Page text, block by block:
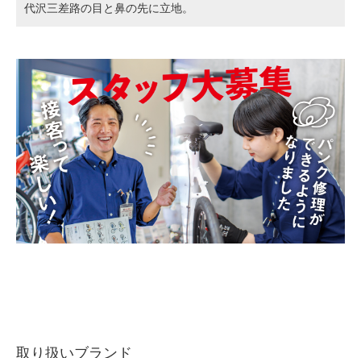
代沢三差路の目と鼻の先に立地。
取り扱いブランド